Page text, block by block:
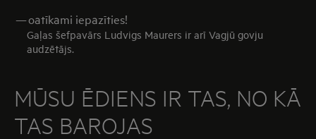
—oatīkami iepazīties!
Gaļas šefpavārs Ludvigs Maurers ir arī Vagjū govju
audzētājs.
MŪSU ĒDIENS IR TAS, NO KĀ
TAS BAROJAS